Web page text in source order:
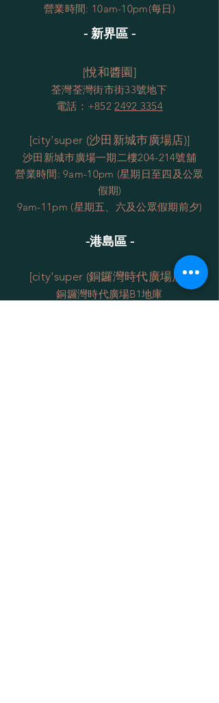
營業時間: 10am-10pm(每日)
- 新界區 -
[悅和醬園]
荃灣荃灣街市街33號地下
電話：+8522492 3354
[city'super (沙田新城巿廣場店)]
沙田新城巿廣場一期二樓204-214號舖
營業時間: 9am-10pm (星期日至四及公眾
假期)
9am-11pm (星期五、六及公眾假期前夕)
-港島區 -
[city'super (銅鑼灣時代廣場店)]
銅鑼灣時代廣場B1地庫